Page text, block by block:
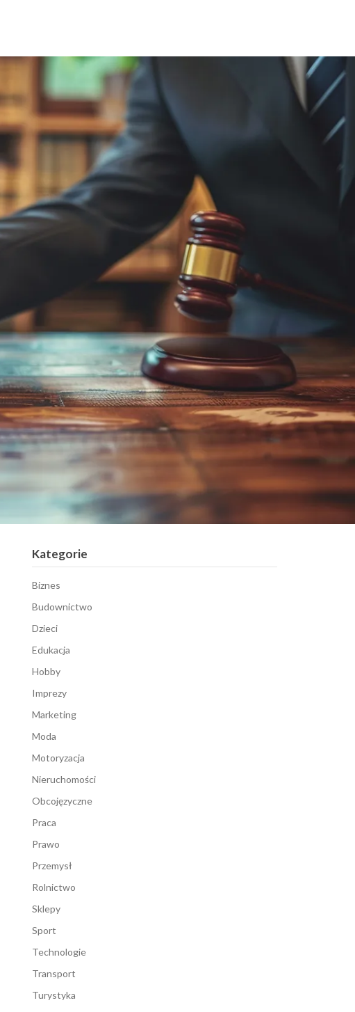
Kategorie
Biznes
Budownictwo
Dzieci
Edukacja
Hobby
Imprezy
Marketing
Moda
Motoryzacja
Nieruchomości
Obcojęzyczne
Praca
Prawo
Przemysł
Rolnictwo
Sklepy
Sport
Technologie
Transport
Turystyka